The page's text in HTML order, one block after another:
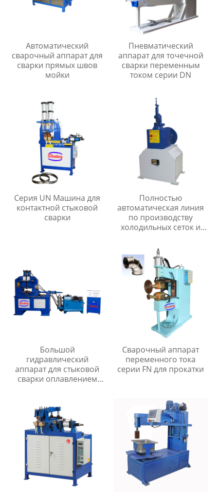
Автоматический
сварочный аппарат для
сварки прямых швов
мойки
Пневматический
аппарат для точечной
сварки переменным
током серии DN
Серия UN Машина для
контактной стыковой
сварки
Полностью
автоматическая линия
по производству
холодильных сеток и
Большой
гидравлический
аппарат для стыковой
сварки оплавлением
Сварочный аппарат
переменного тока
серии FN для прокатки